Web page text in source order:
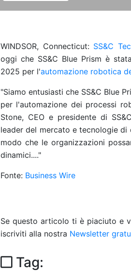
WINDSOR, Connecticut: SS&C
oggi che SS&C Blue Prism è
2025 per l'automazione robotica
"Siamo entusiasti che SS&C Blue
per l'automazione dei processi
Stone, CEO e presidente di
leader del mercato e tecnologie
modo che le organizzazioni
dinamici...."
Fonte: Business Wire
Se questo articolo ti è piaciuto e
iscriviti alla nostra Newsletter
Tag: